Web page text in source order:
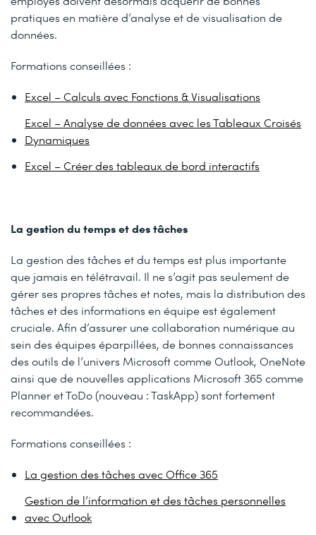
pratiques en matière d’analyse et de visualisation de
données.
Formations conseillées :
Excel – Calculs avec Fonctions & Visualisations
Excel – Analyse de données avec les Tableaux Croisés
Dynamiques
Excel – Créer des tableaux de bord interactifs
La gestion du temps et des tâches
La gestion des tâches et du temps est plus importante
que jamais en télétravail. Il ne s’agit pas seulement de
gérer ses propres tâches et notes, mais la distribution des
tâches et des informations en équipe est également
cruciale. Afin d’assurer une collaboration numérique au
sein des équipes éparpillées, de bonnes connaissances
des outils de l’univers Microsoft comme Outlook, OneNote
ainsi que de nouvelles applications Microsoft 365 comme
Planner et ToDo (nouveau : TaskApp) sont fortement
recommandées.
Formations conseillées :
La gestion des tâches avec Office 365
Gestion de l’information et des tâches personnelles
avec Outlook